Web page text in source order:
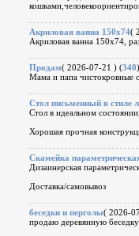
Акриловая ванна 150x74(
Акриловая ванна 150х74,
Продам( 2026-07-21 ) (340)
Мама и папа чистокровные
Стол письменный в стиле
Стол в идеальном
Хорошая прочная
Скамейка
Дизаинерская
Доставка/самовывоз
беседки и перголы( 2026-
продаю деревянную